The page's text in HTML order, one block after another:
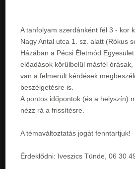
A tanfolyam szerdánként fél 3 - kor
Nagy Antal utca 1. sz. alatt (Rókus
Házában a Pécsi Életmód
előadások körülbelül másfél
van a felmerült kérdések
beszélgetésre is.
A pontos időpontok (és a helyszín)
nézz rá a frissítésre.
A témaváltoztatás jogát fenntartjuk!
Érdeklődni: Iveszics Tünde, 06 30